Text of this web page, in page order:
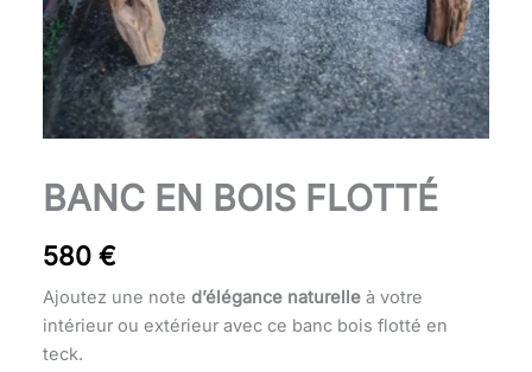
BANC EN BOIS FLOTTÉ
580 €
Ajoutez une note d’élégance naturelleà votre
intérieur ou extérieur avec ce banc bois flotté en
teck.
quantité
de
en
flotté